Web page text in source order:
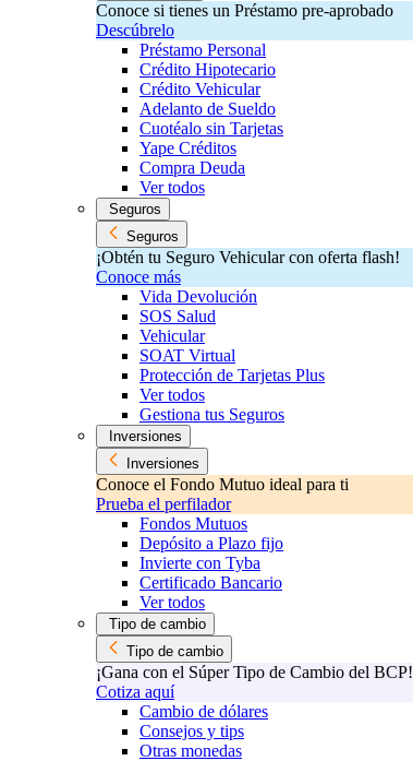
Conoce si tienes un Préstamo pre-aprobado
Descúbrelo
Préstamo Personal
Crédito Hipotecario
Crédito Vehicular
Adelanto de Sueldo
Cuotéalo sin Tarjetas
Yape Créditos
Compra Deuda
Ver todos
Seguros
Seguros
¡Obtén tu Seguro Vehicular con oferta flash!
Conoce más
Vida Devolución
SOS Salud
Vehicular
SOAT Virtual
Protección de Tarjetas Plus
Ver todos
Gestiona tus Seguros
Inversiones
Inversiones
Conoce el Fondo Mutuo ideal para ti
Prueba el perfilador
Fondos Mutuos
Depósito a Plazo fijo
Invierte con Tyba
Certificado Bancario
Ver todos
Tipo de cambio
Tipo de cambio
¡Gana con el Súper Tipo de Cambio del BCP!
Cotiza aquí
Cambio de dólares
Consejos y tips
Otras monedas